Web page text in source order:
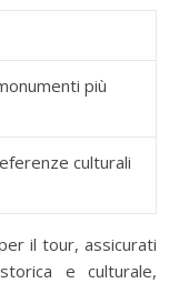
più
culturali
il tour, assicurati
e culturale,